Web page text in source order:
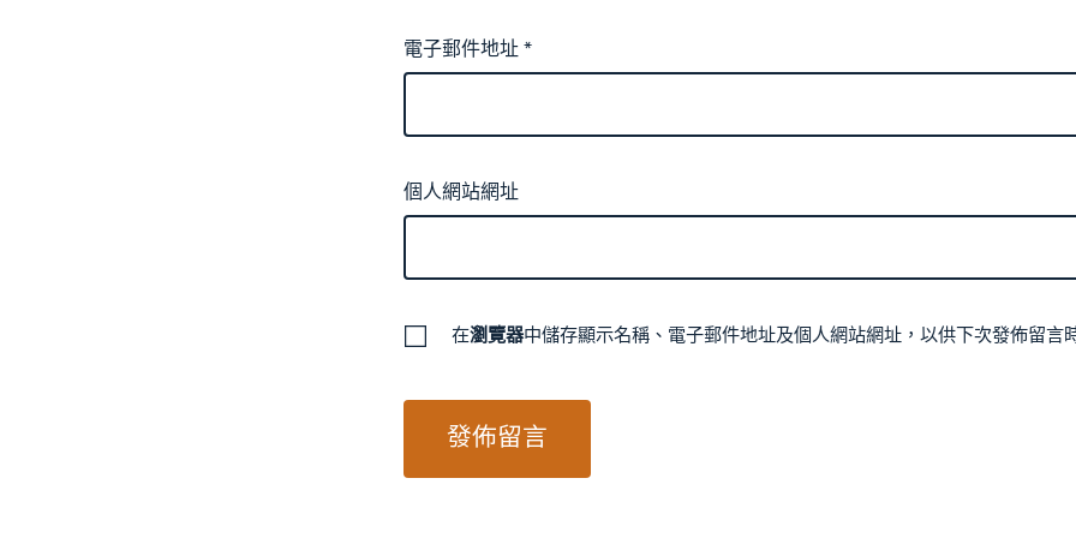
電子郵件地址*
個人網站網址
在瀏覽器中儲存顯示名稱、電子郵件地址及個人網站網址，以供下次發佈留言